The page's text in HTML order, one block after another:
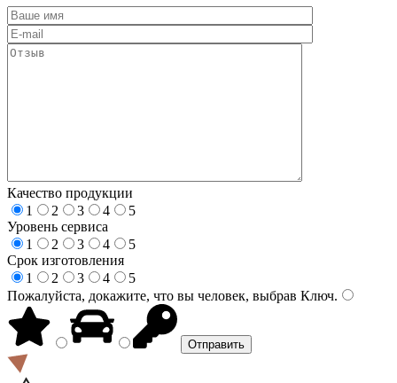
Качество продукции
1
2 3 4
5
Уровень сервиса
1
2 3 4
5
Срок изготовления
1
2 3 4
5
Пожалуйста, докажите, что вы человек, выбрав Ключ.